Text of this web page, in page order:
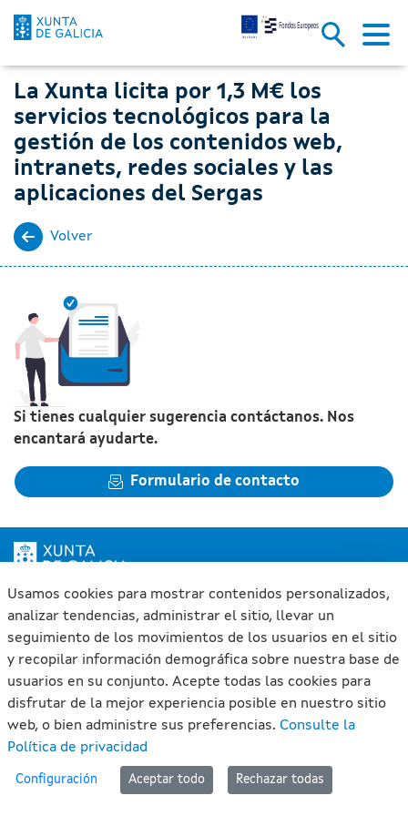
La Xunta licita por 1,3 M€ los
Saltar al contenido principal
La Xunta licita por 1,3 M€ los
servicios tecnológicos para la
gestión de los contenidos web,
intranets, redes sociales y las
aplicaciones del Sergas
Volver
Si tienes cualquier sugerencia contáctanos. Nos
encantará ayudarte.
Formulario de contacto
Xunta de Galicia. Información mantenida y publicada en
internet por la Xunta de Galicia
Atención a la ciudadanía
Accesibilidad
Usamos cookies para mostrar contenidos personalizados,
analizar tendencias, administrar el sitio, llevar un
seguimiento de los movimientos de los usuarios en el sitio
y recopilar información demográfica sobre nuestra base de
usuarios en su conjunto. Acepte todas las cookies para
disfrutar de la mejor experiencia posible en nuestro sitio
web, o bien administre sus preferencias. Consulte la
Política de privacidad
Configuración Aceptar todo Rechazar todas